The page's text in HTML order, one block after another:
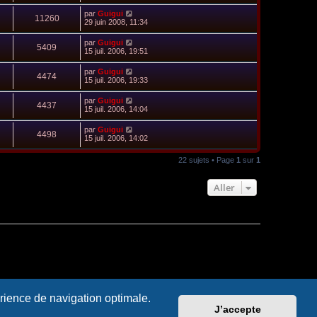
de navigation optimale.
J’accepte
11260 par Guigui
29 juin 2008, 11:34
5409 par Guigui
15 juil. 2006, 19:51
4474 par Guigui
15 juil. 2006, 19:33
4437 par Guigui
15 juil. 2006, 14:04
4498 par Guigui
15 juil. 2006, 14:02
22 sujets • Page 1 sur 1
Aller
Fuseau horaire sur
Supprimer les cookies
contacter